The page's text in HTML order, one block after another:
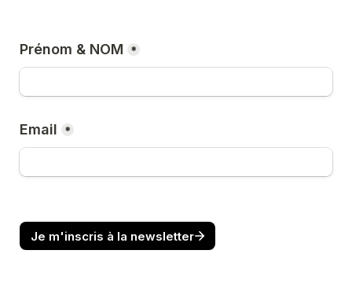
Prénom & NOM *
Email *
Je m'inscris à la newsletter